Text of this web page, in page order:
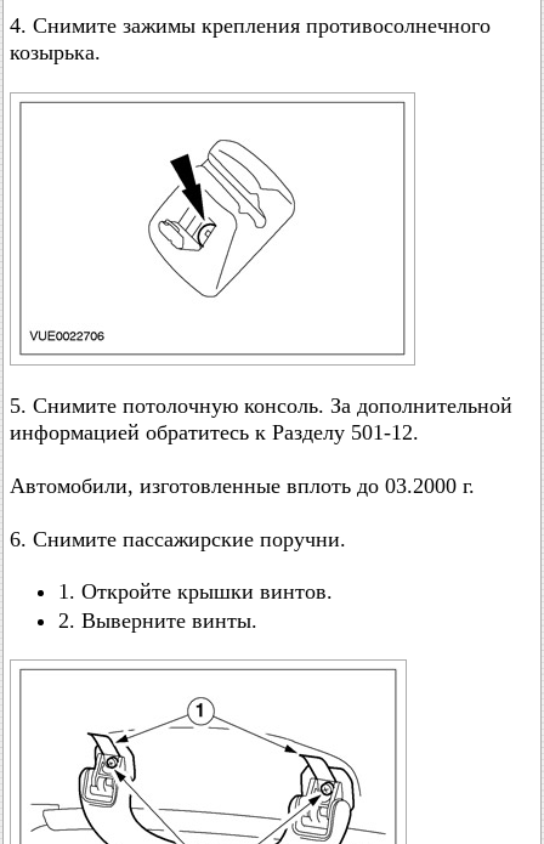
4. Снимите зажимы крепления противосолнечного
козырька.
5. Снимите потолочную консоль. За дополнительной
информацией обратитесь к Разделу 501-12.
Автомобили, изготовленные вплоть до 03.2000 г.
6. Снимите пассажирские поручни.
1. Откройте крышки винтов.
2. Выверните винты.